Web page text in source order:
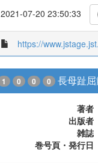
2021-07-20 23:50:33
https://
1 0 0 0 長母趾
著者
出版者
雑誌
巻号頁・発行日